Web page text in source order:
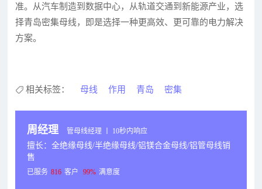
准。从汽车制造到数据中心，从轨道交通到新能源产业，选
择青岛密集母线，即是选择一种更高效、更可靠的电力解决
方案。
相关标签： 母线 作用 青岛 密集
周经理 管母线经理 丨 10秒内响应
擅长：全绝缘母线/半绝缘母线/铝镁合金母线/铝管母线销
售
已服务 816 客户 99% 满意度